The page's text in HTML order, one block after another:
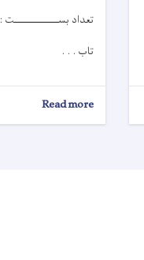
تعداد بســــــــــــــت : ۱
تاب . . .
Read more
اعلان